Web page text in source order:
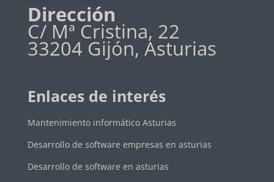
Dirección
C/ Mª Cristina, 22
33204 Gijón, Asturias
Enlaces de interés
Mantenimiento informático Asturias
Desarrollo de software empresas en asturias
Desarrollo de software en asturias